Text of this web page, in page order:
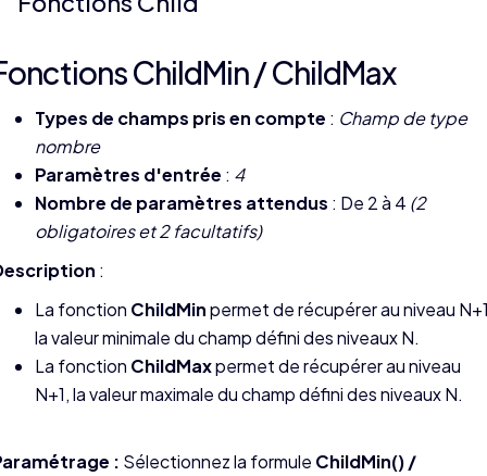
ChildMin / ChildMax
Types de champs pris en compte : Champ de type
nombre
Paramètres d'entrée : 4
Nombre de paramètres attendus : De 2 à 4 (2
obligatoires et 2 facultatifs)
:
La fonction ChildMinpermet de récupérer au niveau
la valeur minimale du champ défini des niveaux N.
La fonction ChildMaxpermet de récupérer au niveau
N+1, la valeur maximale du champ défini des niveaux N.
: Sélectionnez la formule ChildMin() /